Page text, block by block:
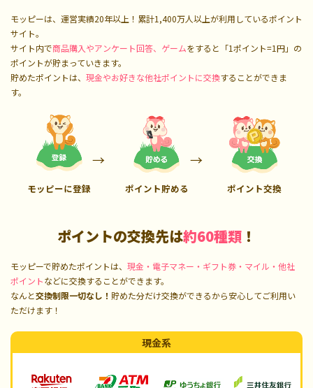
モッピーは、運営実績20年以上！累計1,400万人以上が利用しているポイント
サイト。
サイト内で商品購入やアンケート回答、ゲームをすると「1ポイント=1円」の
ポイントが貯まっていきます。
貯めたポイントは、 現金やお好きな他社ポイントに交換することができま
す。
モッピーに登録 ポイント貯める ポイント交換
ポイントの交換先は約60種類 ！
モッピーで貯めたポイントは、 現金・電子マネー・ギフト券・マイル・他社
ポイントなどに交換することができます。
なんと交換制限一切なし！ 貯めた分だけ交換ができるから安心してご利用い
ただけます！
現金系